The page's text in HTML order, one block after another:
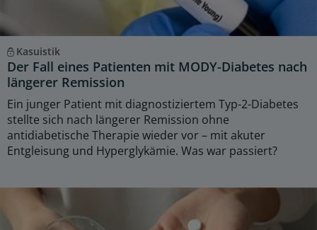
Kasuistik
Der Fall eines Patienten mit MODY-Diabetes nach
längerer Remission
Ein junger Patient mit diagnostiziertem Typ-2-Diabetes
stellte sich nach längerer Remission ohne
antidiabetische Therapie wieder vor – mit akuter
Entgleisung und Hyperglykämie. Was war passiert?